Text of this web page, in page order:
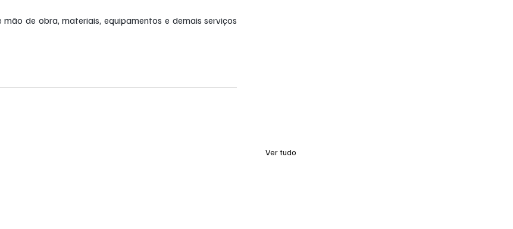
de obra, materiais, equipamentos e demais serviços
Ver tudo